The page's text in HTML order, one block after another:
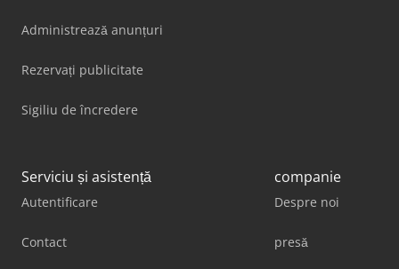
Administrează anunțuri
Rezervați publicitate
Sigiliu de încredere
Serviciu și asistență
Autentificare
Contact
companie
Despre noi
presă